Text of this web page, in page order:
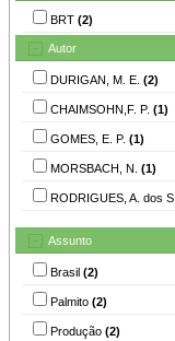
BRT (2)
Autor
DURIGAN, M. E. (2)
CHAIMSOHN,F. P. (1)
GOMES, E. P. (1)
MORSBACH, N. (1)
RODRIGUES, A. dos S.
Assunto
Brasil (2)
Palmito (2)
Produção (2)